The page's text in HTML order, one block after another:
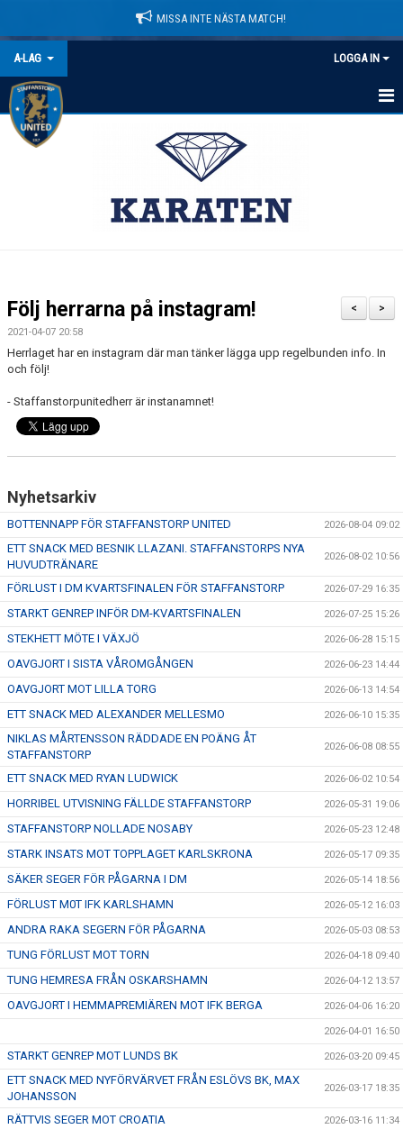
MISSA INTE NÄSTA MATCH!
A-LAG LOGGA IN
HEM
BILDGALLERI
DOKUMENT
KONTAKT
>
<
Följ herrarna på instagram!
2021-04-07 20:58
Herrlaget har en instagram där man tänker lägga upp regelbunden info. In
och följ!
- Staffanstorpunitedherr är instanamnet!
Nyhetsarkiv
BOTTENNAPP FÖR STAFFANSTORP UNITED 2026-08-04 09:02
ETT SNACK MED BESNIK LLAZANI. STAFFANSTORPS NYA
HUVUDTRÄNARE
2026-08-02 10:56
FÖRLUST I DM KVARTSFINALEN FÖR STAFFANSTORP 2026-07-29 16:35
STARKT GENREP INFÖR DM-KVARTSFINALEN 2026-07-25 15:26
STEKHETT MÖTE I VÄXJÖ 2026-06-28 15:15
OAVGJORT I SISTA VÅROMGÅNGEN 2026-06-23 14:44
OAVGJORT MOT LILLA TORG 2026-06-13 14:54
ETT SNACK MED ALEXANDER MELLESMO 2026-06-10 15:35
NIKLAS MÅRTENSSON RÄDDADE EN POÄNG ÅT
STAFFANSTORP
2026-06-08 08:55
ETT SNACK MED RYAN LUDWICK 2026-06-02 10:54
HORRIBEL UTVISNING FÄLLDE STAFFANSTORP 2026-05-31 19:06
STAFFANSTORP NOLLADE NOSABY 2026-05-23 12:48
STARK INSATS MOT TOPPLAGET KARLSKRONA 2026-05-17 09:35
SÄKER SEGER FÖR PÅGARNA I DM 2026-05-14 18:56
FÖRLUST M0T IFK KARLSHAMN 2026-05-12 16:03
ANDRA RAKA SEGERN FÖR PÅGARNA 2026-05-03 08:53
TUNG FÖRLUST MOT TORN 2026-04-18 09:40
TUNG HEMRESA FRÅN OSKARSHAMN 2026-04-12 13:57
OAVGJORT I HEMMAPREMIÄREN MOT IFK BERGA 2026-04-06 16:20
2026-04-01 16:50
STARKT GENREP MOT LUNDS BK 2026-03-20 09:45
ETT SNACK MED NYFÖRVÄRVET FRÅN ESLÖVS BK, MAX
JOHANSSON
2026-03-17 18:35
RÄTTVIS SEGER MOT CROATIA 2026-03-16 11:34